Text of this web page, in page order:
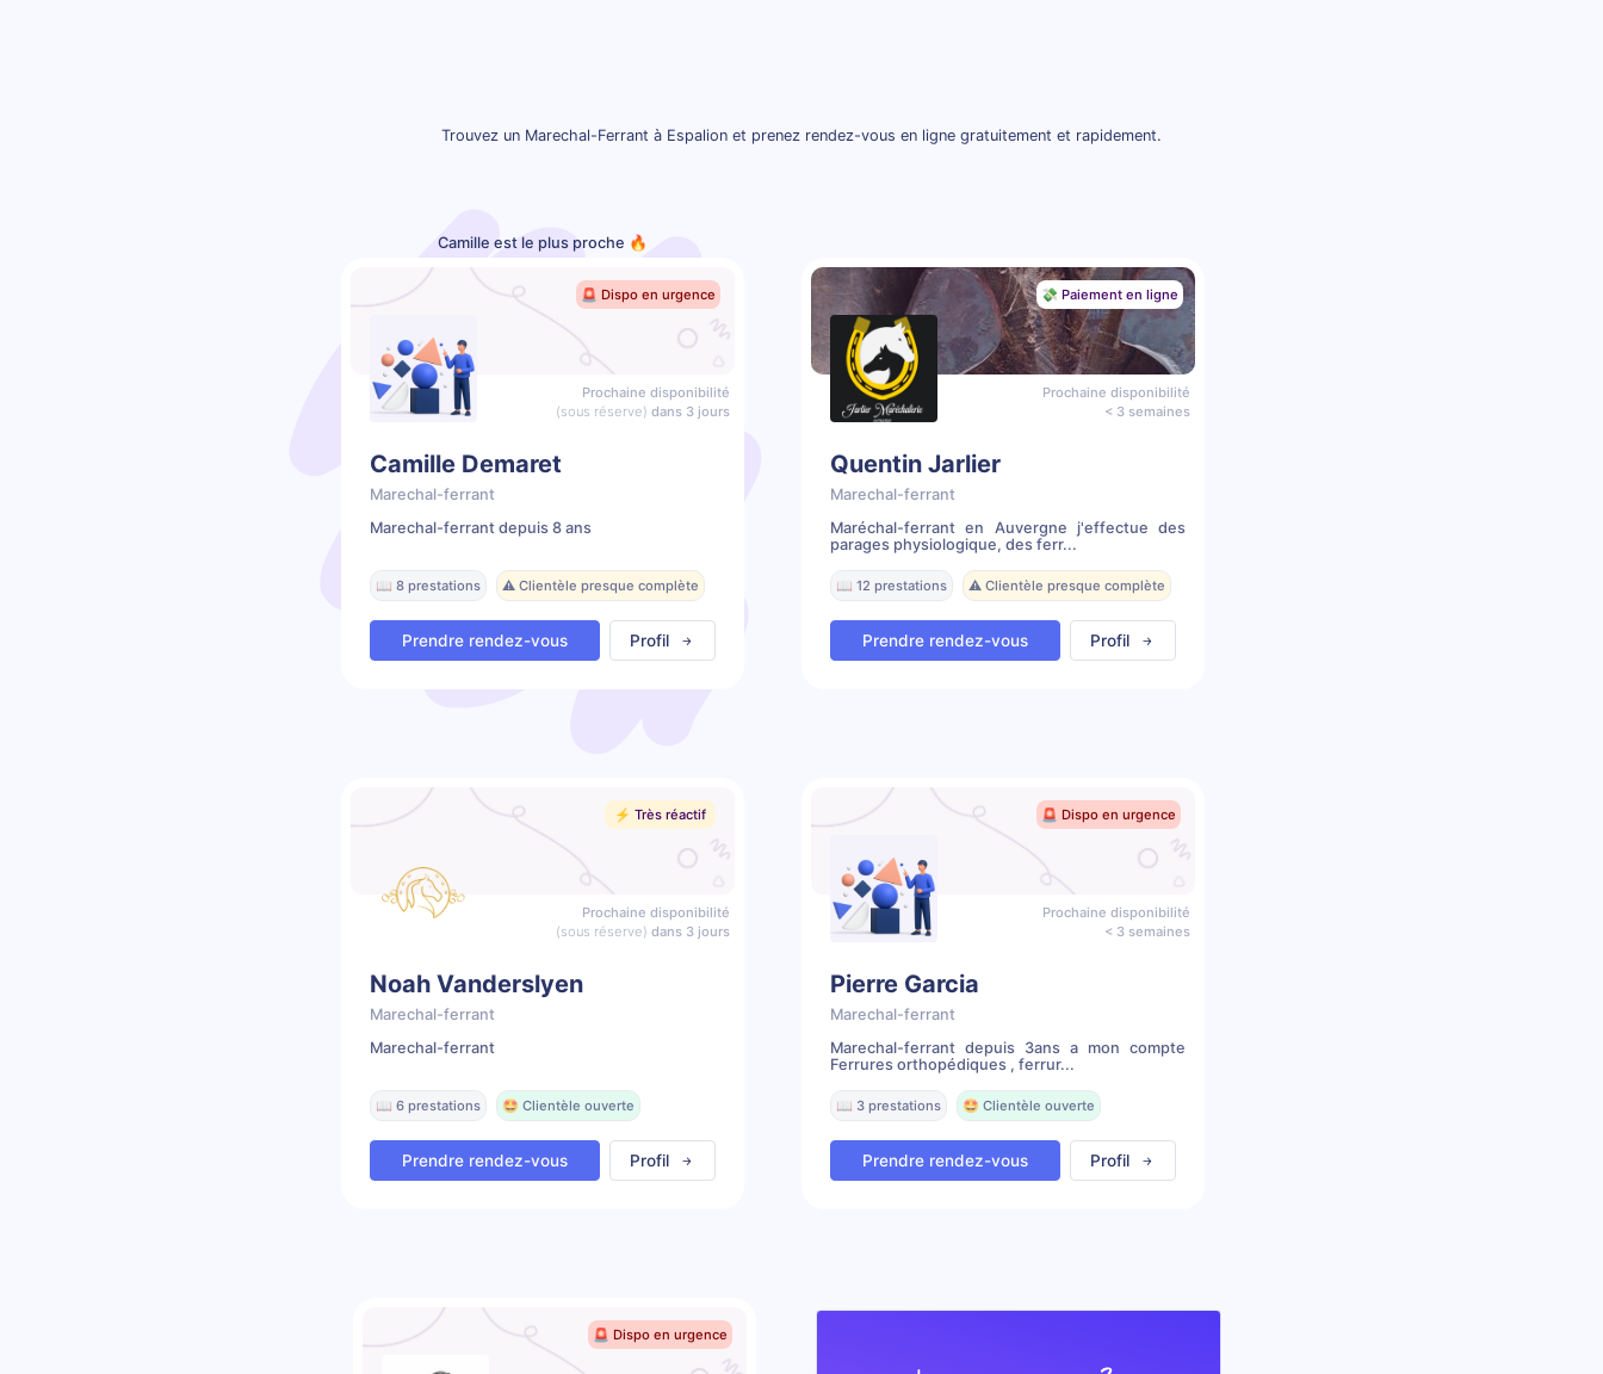
Trouvez un Marechal-Ferrant à Espalion et prenez rendez-vous en ligne gratuitement et rapidement.
Camille est le plus proche 🔥
🚨 Dispo en urgence
Prochaine disponibilité
(sous réserve) dans 3 jours
Camille Demaret
Marechal-ferrant
Marechal-ferrant depuis 8 ans
📖 8 prestations ⚠️ Clientèle presque complète
Prendre rendez-vous Profil
💸 Paiement en ligne
Prochaine disponibilité
< 3 semaines
Quentin Jarlier
Marechal-ferrant
Maréchal-ferrant en Auvergne j'effectue des
parages physiologique, des ferr...
📖 12 prestations ⚠️ Clientèle presque complète
Prendre rendez-vous Profil
⚡️ Très réactif
Prochaine disponibilité
(sous réserve) dans 3 jours
Noah Vanderslyen
Marechal-ferrant
Marechal-ferrant
📖 6 prestations 🤩 Clientèle ouverte
Prendre rendez-vous Profil
🚨 Dispo en urgence
Prochaine disponibilité
< 3 semaines
Pierre Garcia
Marechal-ferrant
Marechal-ferrant depuis 3ans a mon compte
Ferrures orthopédiques , ferrur...
📖 3 prestations 🤩 Clientèle ouverte
Prendre rendez-vous Profil
🚨 Dispo en urgence